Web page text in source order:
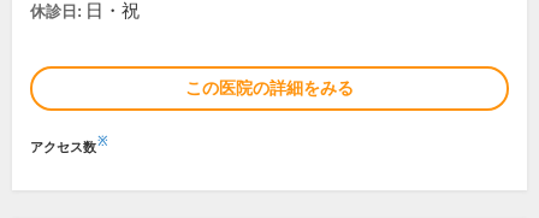
休診日: 日・祝
この医院の詳細をみる
アクセス数※